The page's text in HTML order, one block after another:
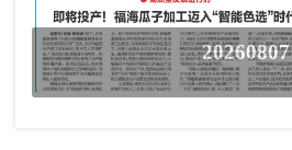
20260807